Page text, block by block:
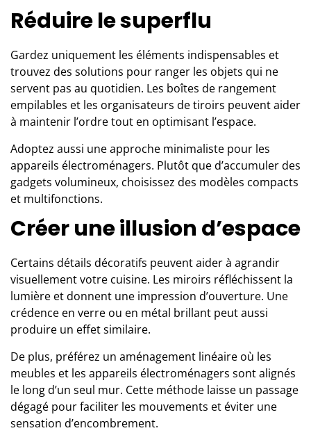
Réduire le superflu
Gardez uniquement les éléments indispensables et
trouvez des solutions pour ranger les objets qui ne
servent pas au quotidien. Les boîtes de rangement
empilables et les organisateurs de tiroirs peuvent aider
à maintenir l’ordre tout en optimisant l’espace.
Adoptez aussi une approche minimaliste pour les
appareils électroménagers. Plutôt que d’accumuler des
gadgets volumineux, choisissez des modèles compacts
et multifonctions.
Créer une illusion d’espace
Certains détails décoratifs peuvent aider à agrandir
visuellement votre cuisine. Les miroirs réfléchissent la
lumière et donnent une impression d’ouverture. Une
crédence en verre ou en métal brillant peut aussi
produire un effet similaire.
De plus, préférez un aménagement linéaire où les
meubles et les appareils électroménagers sont alignés
le long d’un seul mur. Cette méthode laisse un passage
dégagé pour faciliter les mouvements et éviter une
sensation d’encombrement.